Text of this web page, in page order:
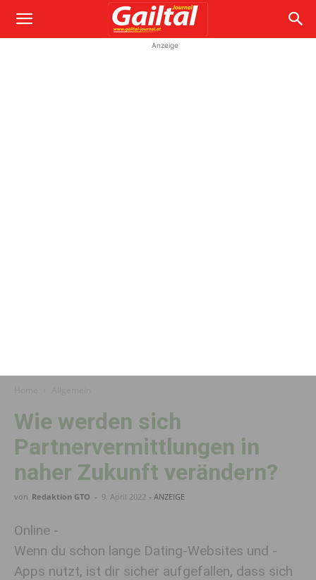
Anzeige
Wie werden sich
Partnervermittlungen in
naher Zukunft verändern?
von Redaktion GTO - 9. April 2022 - ANZEIGE
Online -
Wenn du schon lange Dating-Websites und -
Apps nutzt, ist dir sicher aufgefallen, dass sich